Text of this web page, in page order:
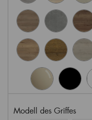
Modell des Griffes